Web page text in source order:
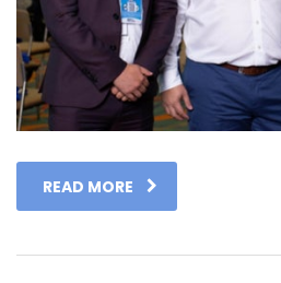
READ MORE